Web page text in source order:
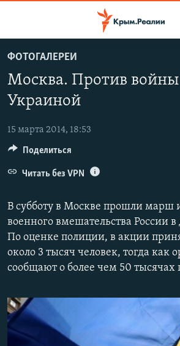
основному
содержанию
Вернутся
навигации
Вернутся
поиску
СПЕЦПРОЕКТЫ
ГРУЗ 200
КАРТА ВОЕННЫХ ОБЪЕКТОВ КРЫМА
11 ЛЕТ ОККУПАЦИИ КРЫМА. 11 ИСТОРИЙ
ВОДА
ИСТОРИЯ
ЕЩЕ
ИНТЕРАКТИВ
ТЕЛЕПРОЕКТ КРЫМ.РЕАЛИИ
СОВЕТЫ ПРАВОЗАЩИТНИКОВ
ПРОПАВШИЕ БЕЗ ВЕСТИ
КРЫМ.НЕПОКОРЕННЫЙ
РАДІО СВОБОДА
КАК ОБОЙТИ БЛОКИРОВКУ
Українською
Qırımtatar
ФОТОГАЛЕРЕИ
Москва. Против войны
Украиной
15 марта 2014, 18:53
В субботу в Москве прошли марш
военного вмешательства России
По оценке полиции, в акции
около 3 тысяч человек, тогда как
сообщают о более чем 50
Поделиться
Читать без VPN